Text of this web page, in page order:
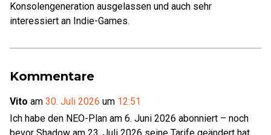
Konsolengeneration ausgelassen und auch sehr
interessiert an Indie-Games.
Kommentare
Vito am 30. Juli 2026 um 12:51
Ich habe den NEO-Plan am 6. Juni 2026 abonniert – noch